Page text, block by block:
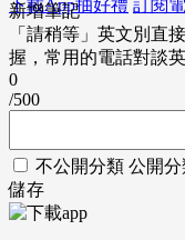
下載App抽好禮 訂閱
新增筆記
「請稍等」英文別直
握，常用的電話對談
0
/500
不公開分類 公開分
儲存